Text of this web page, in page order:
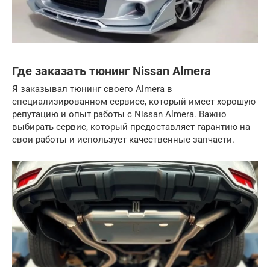
Где заказать тюнинг Nissan Almera
Я заказывал тюнинг своего Almera в
специализированном сервисе, который имеет хорошую
репутацию и опыт работы с Nissan Almera. Важно
выбирать сервис, который предоставляет гарантию на
свои работы и использует качественные запчасти.